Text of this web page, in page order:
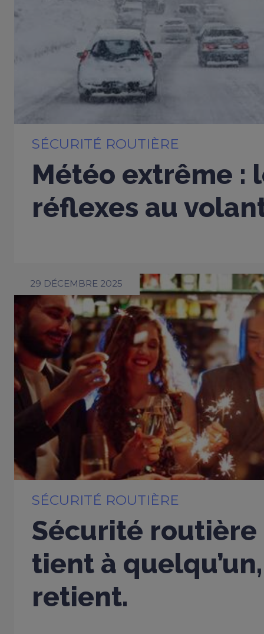
SÉCURITÉ ROUTIÈRE
Météo extrême :
réflexes au
29 DÉCEMBRE 2025
SÉCURITÉ ROUTIÈRE
Sécurité routière
tient à
retient.